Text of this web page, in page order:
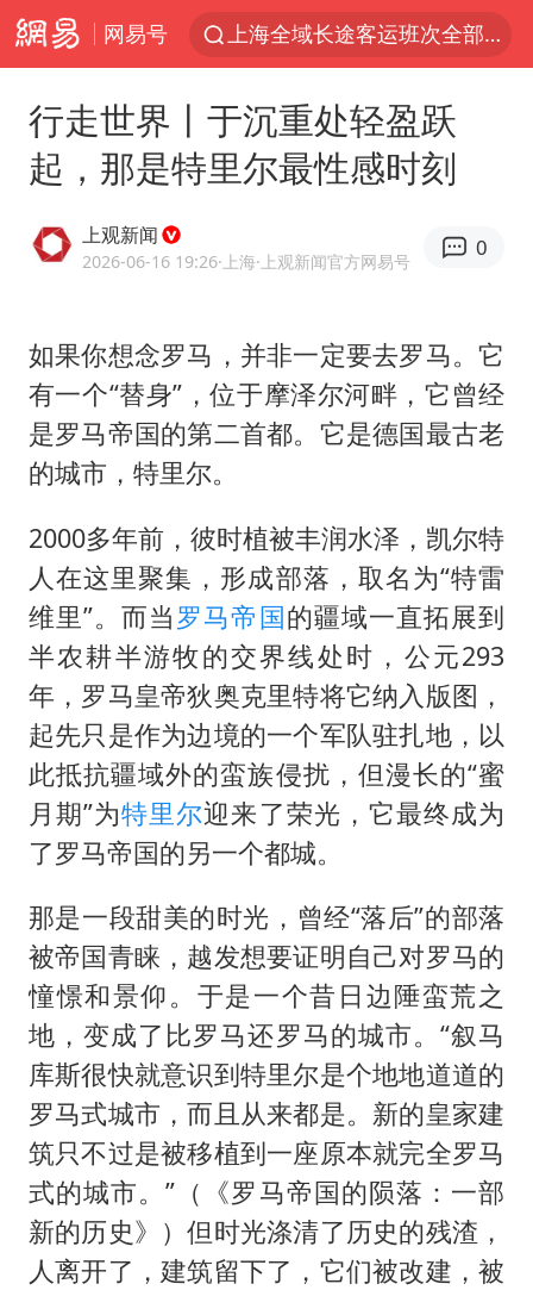
网易号
今日15时起福州地铁高架区段停运
白海豚逼近浙闽沿海
国足U17与阿森纳决赛取消 并列冠军
王传君 《披荆斩棘》
2025年小学教师减少13.19万
王艺迪无缘横滨赛决赛
于东来直播和胖东来核心团队开会
上海大部迎大暴雨
《龙餐馆》 冲奖
蒯曼挺进WTT横滨冠军赛女单四强
构建更高水平的全民健身公共服务体系
行走世界丨于沉重处轻盈跃
起，那是特里尔最性感时刻
上观新闻
2026-06-16 19:26·上海·上观新闻官方网易号
0
如果你想念罗马，并非一定要去罗马。它
有一个“替身”，位于摩泽尔河畔，它曾经
是罗马帝国的第二首都。它是德国最古老
的城市，特里尔。
2000多年前，彼时植被丰润水泽，凯尔特
人在这里聚集，形成部落，取名为“特雷
维里”。而当 罗马帝国的疆域一直拓展到
半农耕半游牧的交界线处时，公元293
年，罗马皇帝狄奥克里特将它纳入版图，
起先只是作为边境的一个军队驻扎地，以
此抵抗疆域外的蛮族侵扰，但漫长的“蜜
月期”为特里尔迎来了荣光，它最终成为
了罗马帝国的另一个都城。
那是一段甜美的时光，曾经“落后”的部落
被帝国青睐，越发想要证明自己对罗马的
憧憬和景仰。于是一个昔日边陲蛮荒之
地，变成了比罗马还罗马的城市。“叙马
库斯很快就意识到特里尔是个地地道道的
罗马式城市，而且从来都是。新的皇家建
筑只不过是被移植到一座原本就完全罗马
式的城市。”（《罗马帝国的陨落：一部
新的历史》）但时光涤清了历史的残渣，
人离开了，建筑留下了，它们被改建，被